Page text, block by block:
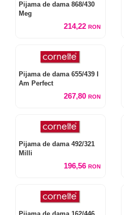
Pijama de dama 868/430
Meg
214,22 RON
Pijama de dama 655/439 I
Am Perfect
267,80 RON
Pijama de dama 492/321
Milli
196,56 RON